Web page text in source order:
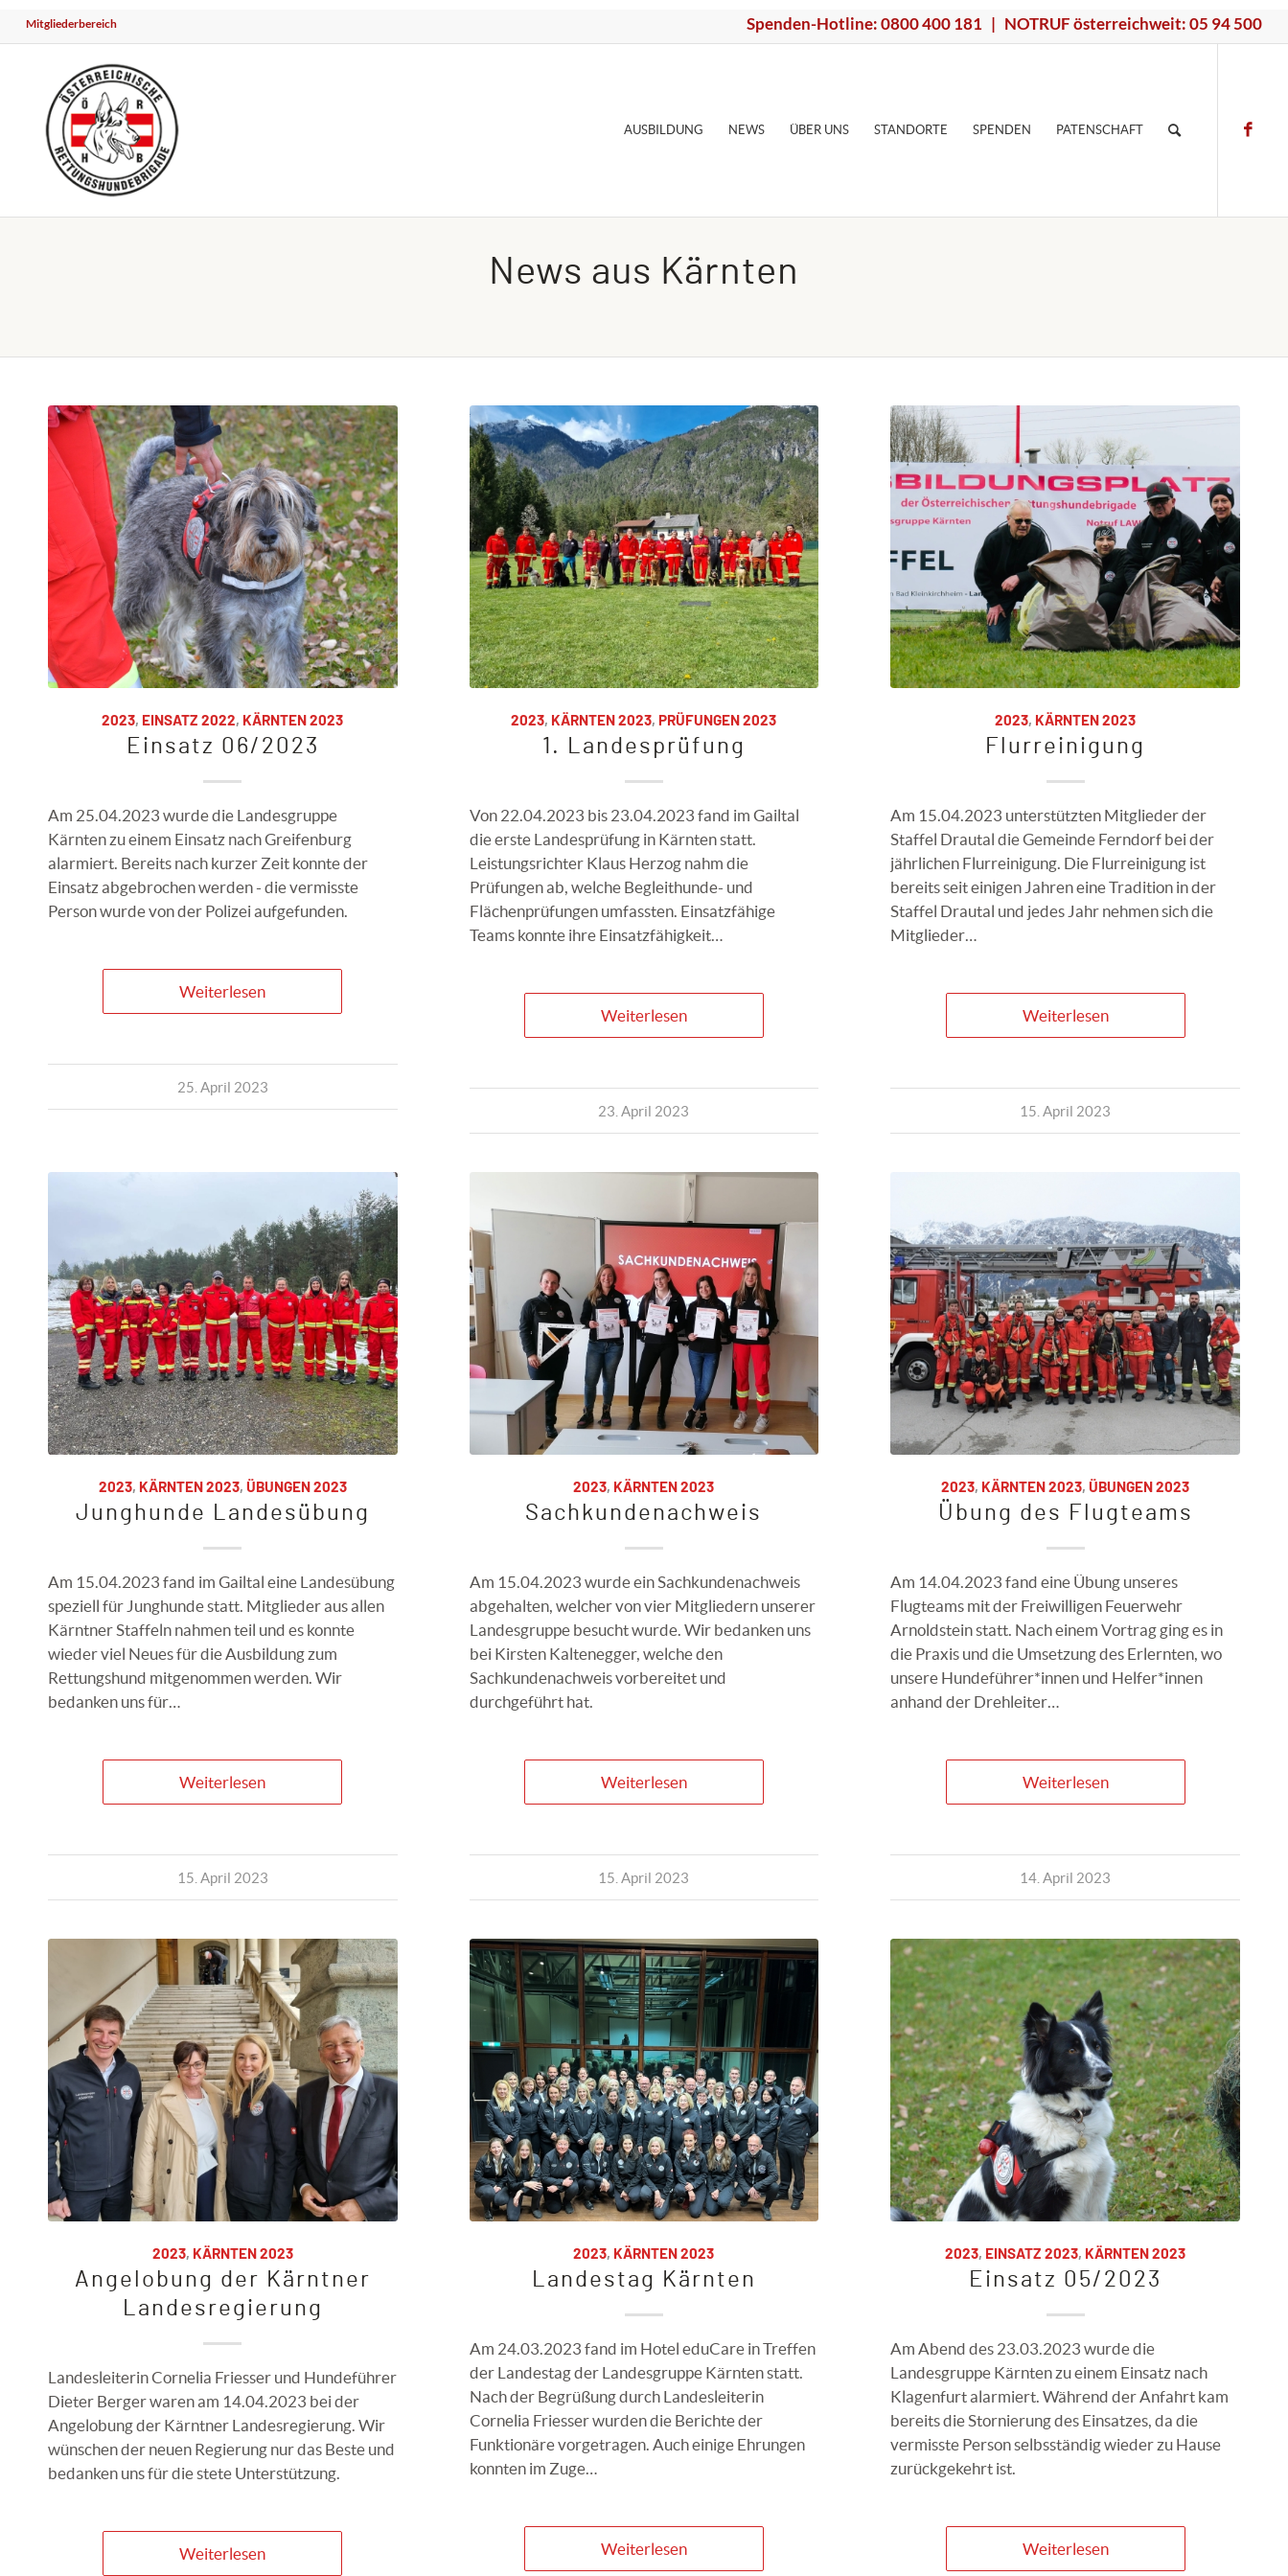
Mitgliederbereich Spenden-Hotline: 0800 400 181 | NOTRUF österreichweit: 05 94 500
AUSBILDUNG NEWS ÜBER UNS STANDORTE SPENDEN PATENSCHAFT
News aus Kärnten
2023, EINSATZ 2022, KÄRNTEN 2023
Einsatz 06/2023
Am 25.04.2023 wurde die Landesgruppe
Kärnten zu einem Einsatz nach Greifenburg
alarmiert. Bereits nach kurzer Zeit konnte der
Einsatz abgebrochen werden - die vermisste
Person wurde von der Polizei aufgefunden.
Weiterlesen
25. April 2023
2023, KÄRNTEN 2023,PRÜFUNGEN 2023
1. Landesprüfung
Von 22.04.2023 bis 23.04.2023 fand im Gailtal
die erste Landesprüfung in Kärnten statt.
Leistungsrichter Klaus Herzog nahm die
Prüfungen ab, welche Begleithunde- und
Flächenprüfungen umfassten. Einsatzfähige
Teams konnte ihre Einsatzfähigkeit…
Weiterlesen
23. April 2023
2023, KÄRNTEN 2023
Flurreinigung
Am 15.04.2023 unterstützten Mitglieder der
Staffel Drautal die Gemeinde Ferndorf bei der
jährlichen Flurreinigung. Die Flurreinigung ist
bereits seit einigen Jahren eine Tradition in der
Staffel Drautal und jedes Jahr nehmen sich die
Mitglieder…
Weiterlesen
15. April 2023
2023, KÄRNTEN 2023, ÜBUNGEN 2023
Junghunde Landesübung
Am 15.04.2023 fand im Gailtal eine Landesübung
speziell für Junghunde statt. Mitglieder aus allen
Kärntner Staffeln nahmen teil und es konnte
wieder viel Neues für die Ausbildung zum
Rettungshund mitgenommen werden. Wir
bedanken uns für…
Weiterlesen
15. April 2023
2023, KÄRNTEN 2023
Sachkundenachweis
Am 15.04.2023 wurde ein Sachkundenachweis
abgehalten, welcher von vier Mitgliedern unserer
Landesgruppe besucht wurde. Wir bedanken uns
bei Kirsten Kaltenegger, welche den
Sachkundenachweis vorbereitet und
durchgeführt hat.
Weiterlesen
15. April 2023
2023, KÄRNTEN 2023,ÜBUNGEN 2023
Übung des Flugteams
Am 14.04.2023 fand eine Übung unseres
Flugteams mit der Freiwilligen Feuerwehr
Arnoldstein statt. Nach einem Vortrag ging es in
die Praxis und die Umsetzung des Erlernten, wo
unsere Hundeführer*innen und Helfer*innen
anhand der Drehleiter…
Weiterlesen
14. April 2023
2023, KÄRNTEN 2023
Angelobung der Kärntner
Landesregierung
Landesleiterin Cornelia Friesser und Hundeführer
Dieter Berger waren am 14.04.2023 bei der
Angelobung der Kärntner Landesregierung. Wir
wünschen der neuen Regierung nur das Beste und
bedanken uns für die stete Unterstützung.
Weiterlesen
2023, KÄRNTEN 2023
Landestag Kärnten
Am 24.03.2023 fand im Hotel eduCare in Treffen
der Landestag der Landesgruppe Kärnten statt.
Nach der Begrüßung durch Landesleiterin
Cornelia Friesser wurden die Berichte der
Funktionäre vorgetragen. Auch einige Ehrungen
konnten im Zuge…
Weiterlesen
2023, EINSATZ 2023, KÄRNTEN 2023
Einsatz 05/2023
Am Abend des 23.03.2023 wurde die
Landesgruppe Kärnten zu einem Einsatz nach
Klagenfurt alarmiert. Während der Anfahrt kam
bereits die Stornierung des Einsatzes, da die
vermisste Person selbsständig wieder zu Hause
zurückgekehrt ist.
Weiterlesen